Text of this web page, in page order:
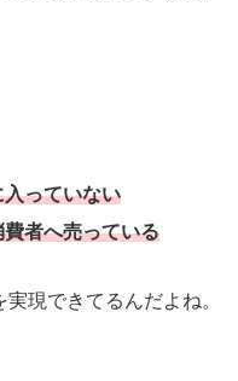
っていない
者へ売っている
現できてるんだよね。